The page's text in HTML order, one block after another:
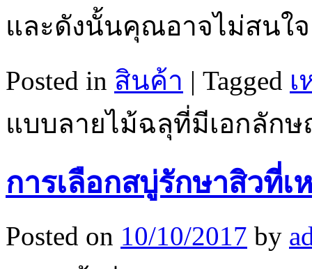
และดังนั้นคุณอาจไม่สนใจ
Posted in สินค้า | Tagged
แบบลายไม้ฉลุที่มีเอกลัก
การเลือกสบู่รักษาสิวที่
Posted on 10/10/2017 by